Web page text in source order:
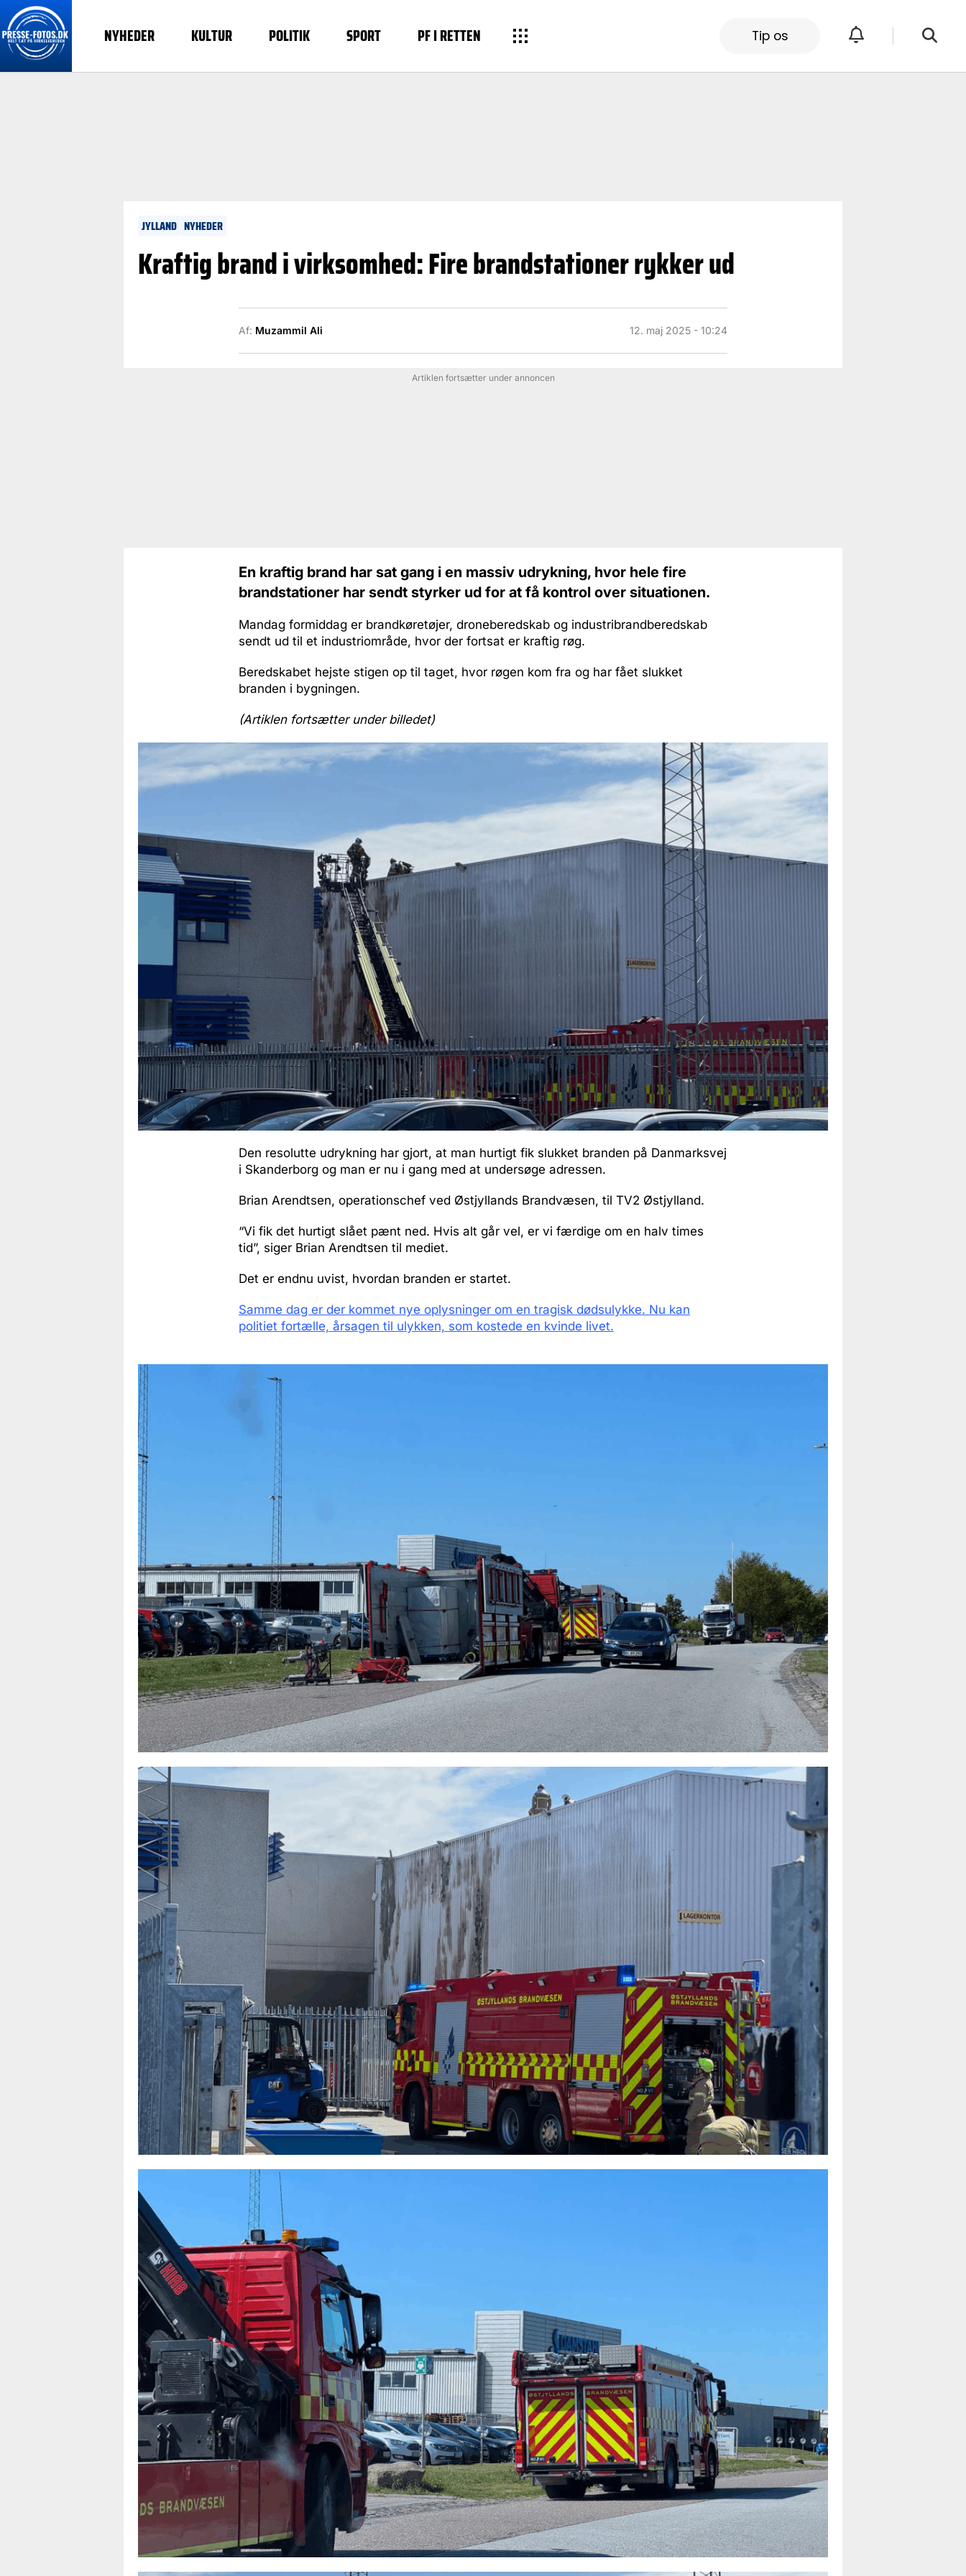
NYHEDER KULTUR POLITIK SPORT PF I RETTEN Tip os
JYLLAND NYHEDER
Kraftig brand i virksomhed: Fire brandstationer rykker ud
Af: Muzammil Ali 12. maj 2025 - 10:24
Artiklen fortsætter under annoncen
En kraftig brand har sat gang i en massiv udrykning, hvor hele fire
brandstationer har sendt styrker ud for at få kontrol over situationen.
Mandag formiddag er brandkøretøjer, droneberedskab og industribrandberedskab
sendt ud til et industriområde, hvor der fortsat er kraftig røg.
Beredskabet hejste stigen op til taget, hvor røgen kom fra og har fået slukket
branden i bygningen.
(Artiklen fortsætter under billedet)
Den resolutte udrykning har gjort, at man hurtigt fik slukket branden på Danmarksvej
i Skanderborg og man er nu i gang med at undersøge adressen.
Brian Arendtsen, operationschef ved Østjyllands Brandvæsen, til TV2 Østjylland.
“Vi fik det hurtigt slået pænt ned. Hvis alt går vel, er vi færdige om en halv times
tid”, siger Brian Arendtsen til mediet.
Det er endnu uvist, hvordan branden er startet.
Samme dag er der kommet nye oplysninger om en tragisk dødsulykke. Nu kan
politiet fortælle, årsagen til ulykken, som kostede en kvinde livet.